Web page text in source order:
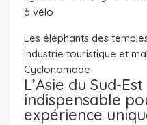
Les éléphants des
industrie touristique et
Cyclonomade
L’Asie du Sud-
indispensable
expérience